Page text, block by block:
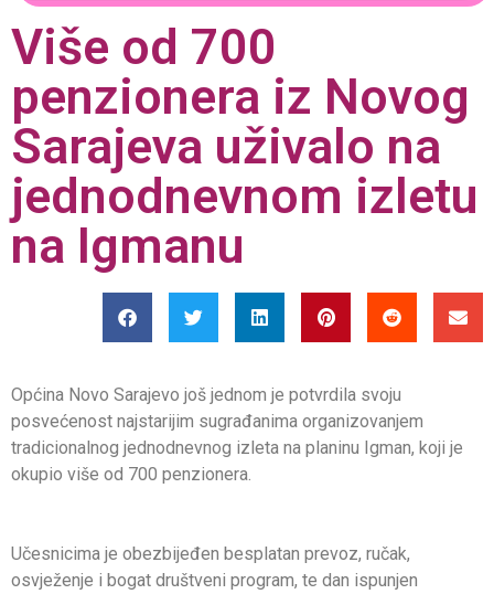
Više od 700
penzionera iz Novog
Sarajeva uživalo na
jednodnevnom izletu
na Igmanu
Općina Novo Sarajevo još jednom je potvrdila svoju
posvećenost najstarijim sugrađanima organizovanjem
tradicionalnog jednodnevnog izleta na planinu Igman, koji je
okupio više od 700 penzionera.
Učesnicima je obezbijeđen besplatan prevoz, ručak,
osvježenje i bogat društveni program, te dan ispunjen